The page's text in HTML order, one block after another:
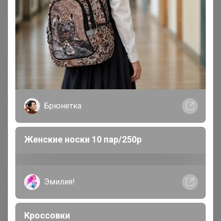
Елен@
Кандидат в магистры
3 декабря, 2024 11:57
Отлично! А то вдруг морозы!)
Ягодная
3 декабря, 2024 22:32
Брюнетка
Женские носки 10 пар/250р
Эмилия!
Кроссовки